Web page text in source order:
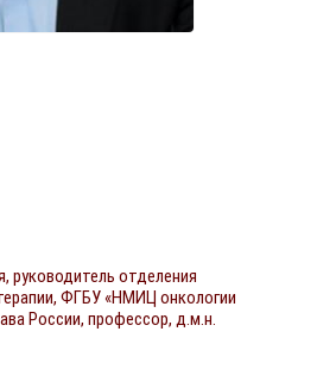
руководитель отделения
ФГБУ «НМИЦ онкологии
России, профессор, д.м.н.